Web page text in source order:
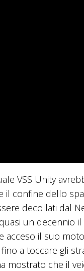
VSS Unity
il confine dello
decollati dal
un decennio
acceso il suo
a toccare gli
mostrato che il